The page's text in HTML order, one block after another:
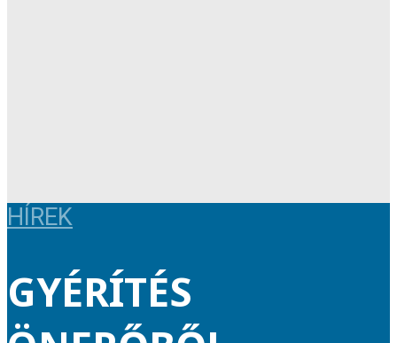
HÍREK
GYÉRÍTÉS